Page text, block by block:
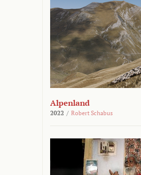
Alpenland
2022 / Robert Schabus